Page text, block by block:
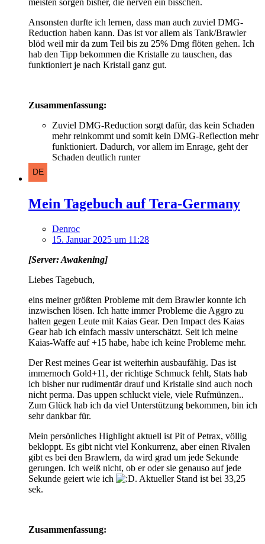
meisten sorgen bisher, die nerven ein bisschen.
Ansonsten durfte ich lernen, dass man auch zuviel DMG-
Reduction haben kann. Das ist vor allem als Tank/Brawler
blöd weil mir da zum Teil bis zu 25% Dmg flöten gehen. Ich
hab den Tipp bekommen die Kristalle zu tauschen, das
funktioniert je nach Kristall ganz gut.
Zusammenfassung:
Zuviel DMG-Reduction sorgt dafür, das kein Schaden
mehr reinkommt und somit kein DMG-Reflection mehr
funktioniert. Dadurch, vor allem im Enrage, geht der
Schaden deutlich runter
Mein Tagebuch auf Tera-Germany
Denroc
15. Januar 2025 um 11:28
[Server: Awakening]
Liebes Tagebuch,
eins meiner größten Probleme mit dem Brawler konnte ich
inzwischen lösen. Ich hatte immer Probleme die Aggro zu
halten gegen Leute mit Kaias Gear. Den Impact des Kaias
Gear hab ich einfach massiv unterschätzt. Seit ich meine
Kaias-Waffe auf +15 habe, habe ich keine Probleme mehr.
Der Rest meines Gear ist weiterhin ausbaufähig. Das ist
immernoch Gold+11, der richtige Schmuck fehlt, Stats hab
ich bisher nur rudimentär drauf und Kristalle sind auch noch
nicht perma. Das uppen schluckt viele, viele Rufmünzen..
Zum Glück hab ich da viel Unterstützung bekommen, bin ich
sehr dankbar für.
Mein persönliches Highlight aktuell ist Pit of Petrax, völlig
bekloppt. Es gibt nicht viel Konkurrenz, aber einen Rivalen
gibt es bei den Brawlern, da wird grad um jede Sekunde
gerungen. Ich weiß nicht, ob er oder sie genauso auf jede
Sekunde geiert wie ich
. Aktueller Stand ist bei 33,25
sek.
Zusammenfassung: